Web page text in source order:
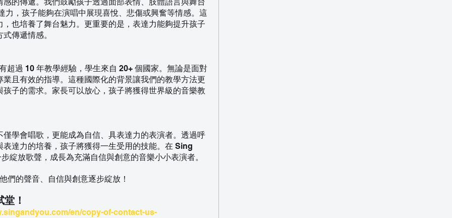
力，孩子能夠在演唱中展現喜悅、悲傷或興奮等情感。這
也培養了舞台魅力。更重要的是，表達力能夠提升孩子
傳遞情感。
超過 10 年教學經驗，學生來自 20+ 個國家。無論是面對
且有效的指導。這種國際化的背景讓我們的教學方法更
子的需求。家長可以放心，孩子將獲得世界級的音樂教
學會唱歌，更能成為自信、具表達力的表演者。透過呼
達力的培養，孩子將獲得一生受用的技能。在 Sing
綻放歌聲，成長為充滿自信與創意的音樂小小表演者。
們的聲音、自信與創意逐步綻放！
！
en/copy-of-contact-us-